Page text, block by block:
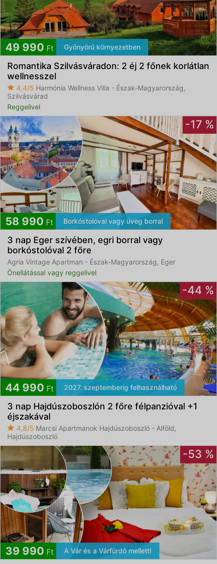
49 990 Ft Gyönyörű környezetben
Romantika Szilvásváradon: 2 éj 2 főnek korlátlan
wellnesszel
4,4/5 Harmónia Wellness Villa - Észak-Magyarország,
Szilvásvárad
Reggelivel
-17 %
58 990 Ft Borkóstolóval vagy üveg borral
3 nap Eger szívében, egri borral vagy
borkóstolóval 2 főre
Agria Vintage Apartman - Észak-Magyarország, Eger
Önellátással vagy reggelivel
-44 %
44 990 Ft 2027. szeptemberig felhasználható
3 nap Hajdúszoboszlón 2 főre félpanzióval +1
éjszakával
4,8/5 Marcsi Apartmanok Hajdúszoboszló - Alföld,
Hajdúszoboszló
-53 %
39 990 Ft A Vár és a Várfürdő mellett!